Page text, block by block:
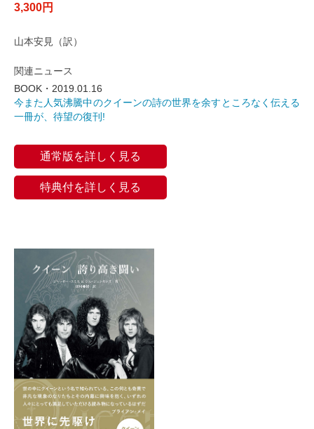
3,300円
山本安見（訳）
関連ニュース
BOOK・2019.01.16
今また人気沸騰中のクイーンの詩の世界を余すところなく伝える
一冊が、待望の復刊!
通常版を詳しく見る
特典付を詳しく見る